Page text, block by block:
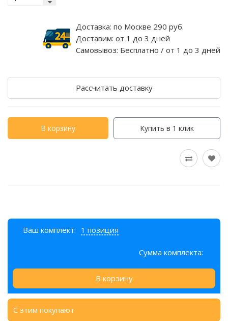
Доставка: по Москве 290 руб.
Доставим: от 1 до 3 дней
Самовывоз: Бесплатно / от 1 до 3 дней
Рассчитать доставку
В корзину Купить в 1 клик
Ваш комплект: 1 позиция
Сумма комплекта:
В корзину
С этим покупают